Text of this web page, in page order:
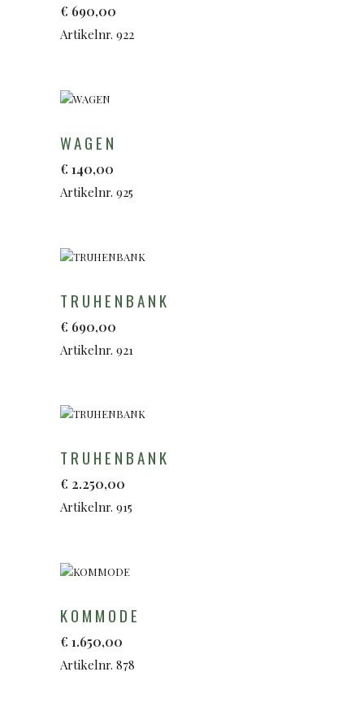
€ 690,00
Artikelnr. 922
WAGEN
€ 140,00
Artikelnr. 925
TRUHENBANK
€ 690,00
Artikelnr. 921
TRUHENBANK
€ 2.250,00
Artikelnr. 915
KOMMODE
€ 1.650,00
Artikelnr. 878